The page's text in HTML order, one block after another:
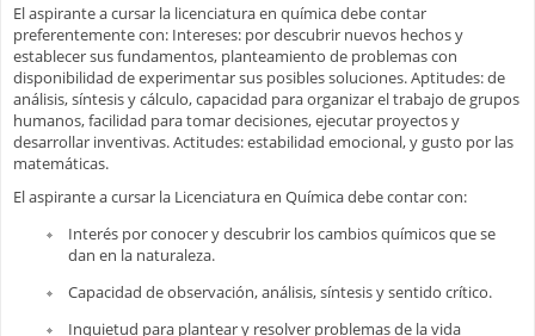
El aspirante a cursar la licenciatura en química debe contar
preferentemente con: Intereses: por descubrir nuevos hechos y
establecer sus fundamentos, planteamiento de problemas con
disponibilidad de experimentar sus posibles soluciones. Aptitudes: de
análisis, síntesis y cálculo, capacidad para organizar el trabajo de grupos
humanos, facilidad para tomar decisiones, ejecutar proyectos y
desarrollar inventivas. Actitudes: estabilidad emocional, y gusto por las
matemáticas.
El aspirante a cursar la Licenciatura en Química debe contar con:
Interés por conocer y descubrir los cambios químicos que se
dan en la naturaleza.
Capacidad de observación, análisis, síntesis y sentido crítico.
Inquietud para plantear y resolver problemas de la vida